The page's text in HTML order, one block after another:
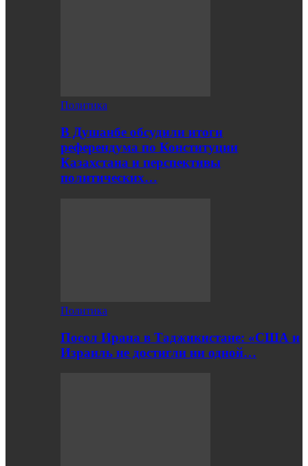
Политика
В Душанбе обсудили итоги
референдума по Конституции
Казахстана и перспективы
политических…
Политика
Посол Ирана в Таджикистане: «США и
Израиль не достигли ни одной…